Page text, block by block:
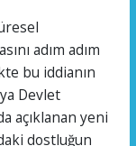
adım adım
bu iddianın
Devlet
açıklanan yeni
dostluğun